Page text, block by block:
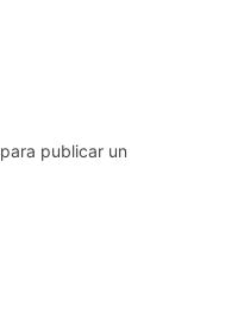
para publicar un